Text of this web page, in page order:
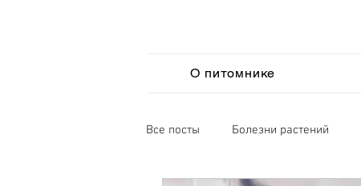
О питомнике
Все посты Болезни растений